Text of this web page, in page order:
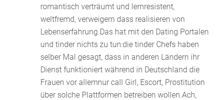
romantisch verträumt und lernresistent,
weltfremd, verweigern dass realisieren von
Lebenserfahrung.Das hat mit den Dating Portalen
und tinder nichts zu tun:die tinder Chefs haben
selber Mal gesagt, dass in anderen Ländern ihr
Dienst funktioniert während in Deutschland die
Frauen vor allemnur call Girl, Escort, Prostitution
über solche Plattformen betreiben wollen.Ach,